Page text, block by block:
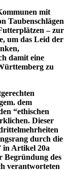
mit
Taubenschlägen
– zur
um das Leid der
damit eine
zu
dem
“ethischen
Dieser
durch die
in Artikel 20a
Begründung des
verantworteten